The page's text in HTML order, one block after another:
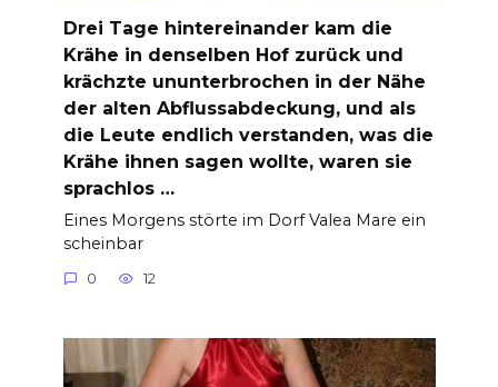
Drei Tage hintereinander kam die
Krähe in denselben Hof zurück und
krächzte ununterbrochen in der Nähe
der alten Abflussabdeckung, und als
die Leute endlich verstanden, was die
Krähe ihnen sagen wollte, waren sie
sprachlos …
Eines Morgens störte im Dorf Valea Mare ein
scheinbar
0 12